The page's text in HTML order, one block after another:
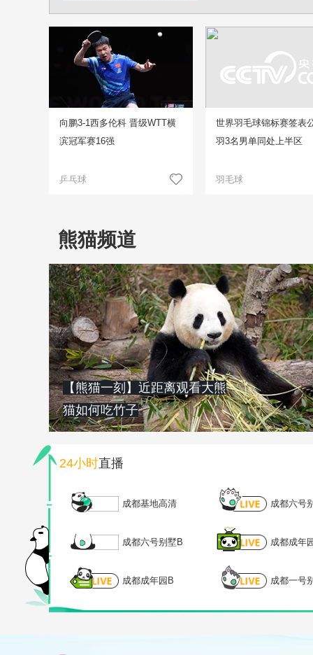
向鹏3-1西多伦科 晋级WTT横
滨冠军赛16强
乒乓球
世界羽毛球锦标赛签表
羽3名男单同处上半区
羽毛球
熊猫频道
【熊猫一刻】近距离观看大熊
猫如何吃竹子
24小时直播
成都基地高清 成都六号
成都六号别墅B 成都成年
成都成年园B 成都一号